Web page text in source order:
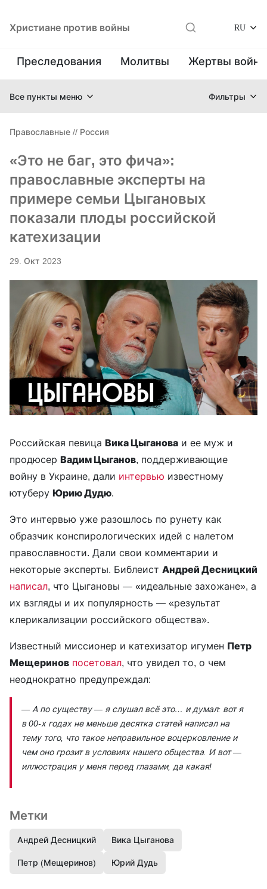
Христиане против войны RU
Преследования Молитвы Жертвы
Все пункты меню Фильтры
Православные // Россия
«Это не баг, это фича»:
православные эксперты на
примере семьи Цыгановых
показали плоды российской
катехизации
29. Окт 2023
Российская певица Вика Цыганова и ее муж и
продюсер Вадим Цыганов, поддерживающие
войну в Украине, дали интервью известному
ютуберу Юрию Дудю.
Это интервью уже разошлось по рунету как
образчик конспирологических идей с налетом
православности. Дали свои комментарии и
некоторые эксперты. Библеист Андрей Десницкий
написал, что Цыгановы — «идеальные захожане», а
их взгляды и их популярность — «результат
клерикализации российского общества».
Известный миссионер и катехизатор игумен Петр
Мещеринов посетовал, что увидел то, о чем
неоднократно предупреждал:
— А по существу — я слушал всё это… и думал: вот я
в 00-х годах не меньше десятка статей написал на
тему того, что такое неправильное воцерковление и
чем оно грозит в условиях нашего общества. И вот —
иллюстрация у меня перед глазами, да какая!
Метки
Андрей Десницкий Вика Цыганова
Петр (Мещеринов) Юрий Дудь